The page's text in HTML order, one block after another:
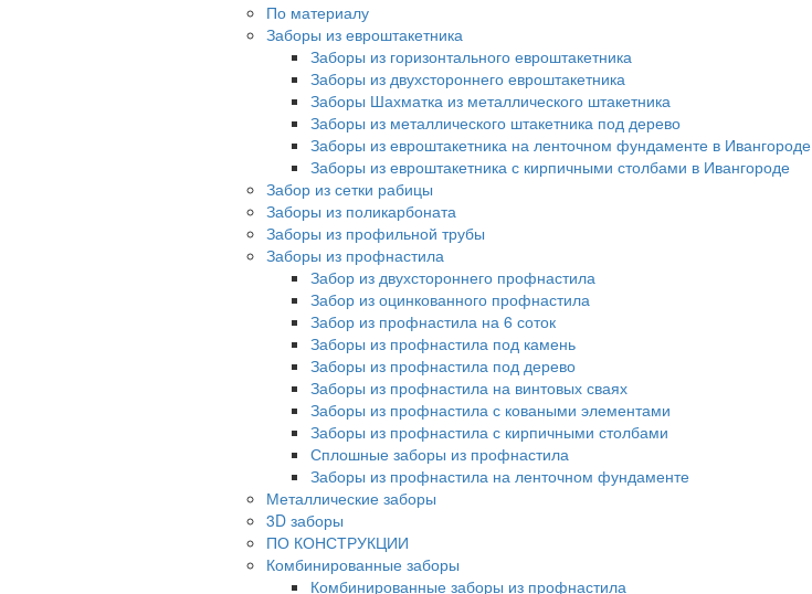
По материалу
Заборы из евроштакетника
Заборы из горизонтального евроштакетника
Заборы из двухстороннего евроштакетника
Заборы Шахматка из металлического штакетника
Заборы из металлического штакетника под дерево
Заборы из евроштакетника на ленточном фундаменте в Ивангороде
Заборы из евроштакетника с кирпичными столбами в Ивангороде
Забор из сетки рабицы
Заборы из поликарбоната
Заборы из профильной трубы
Заборы из профнастила
Забор из двухстороннего профнастила
Забор из оцинкованного профнастила
Забор из профнастила на 6 соток
Заборы из профнастила под камень
Заборы из профнастила под дерево
Заборы из профнастила на винтовых сваях
Заборы из профнастила с коваными элементами
Заборы из профнастила с кирпичными столбами
Сплошные заборы из профнастила
Заборы из профнастила на ленточном фундаменте
Металлические заборы
3D заборы
ПО КОНСТРУКЦИИ
Комбинированные заборы
Комбинированные заборы из профнастила